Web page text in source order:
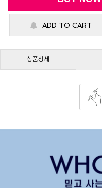
ADD TO CART
상품상세